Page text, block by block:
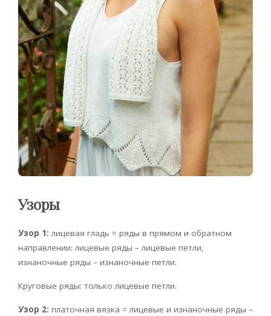
Узоры
Узор 1:лицевая гладь = ряды в прямом и обратном
направлении: лицевые ряды – лицевые петли,
изнаночные ряды – изнаночные петли.
Круговые ряды: только лицевые петли.
Узор 2: платочная вязка = лицевые и изнаночные ряды –